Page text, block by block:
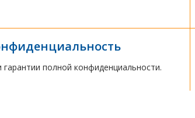
полной конфиденциальности.